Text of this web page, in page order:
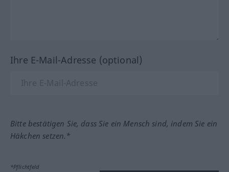
Ihre E-Mail-Adresse (optional)
Bitte bestätigen Sie, dass Sie ein Mensch sind, indem Sie ein
Häkchen setzen.*
*Pflichtfeld